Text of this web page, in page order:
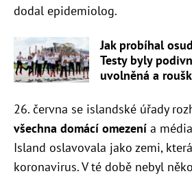
dodal epidemiolog.
Jak probíhal
Testy byly
uvolněná a
26. června se islandské úřady
všechna domácí omezení a
Island oslavovala jako zemi,
koronavirus. V té době nebyl